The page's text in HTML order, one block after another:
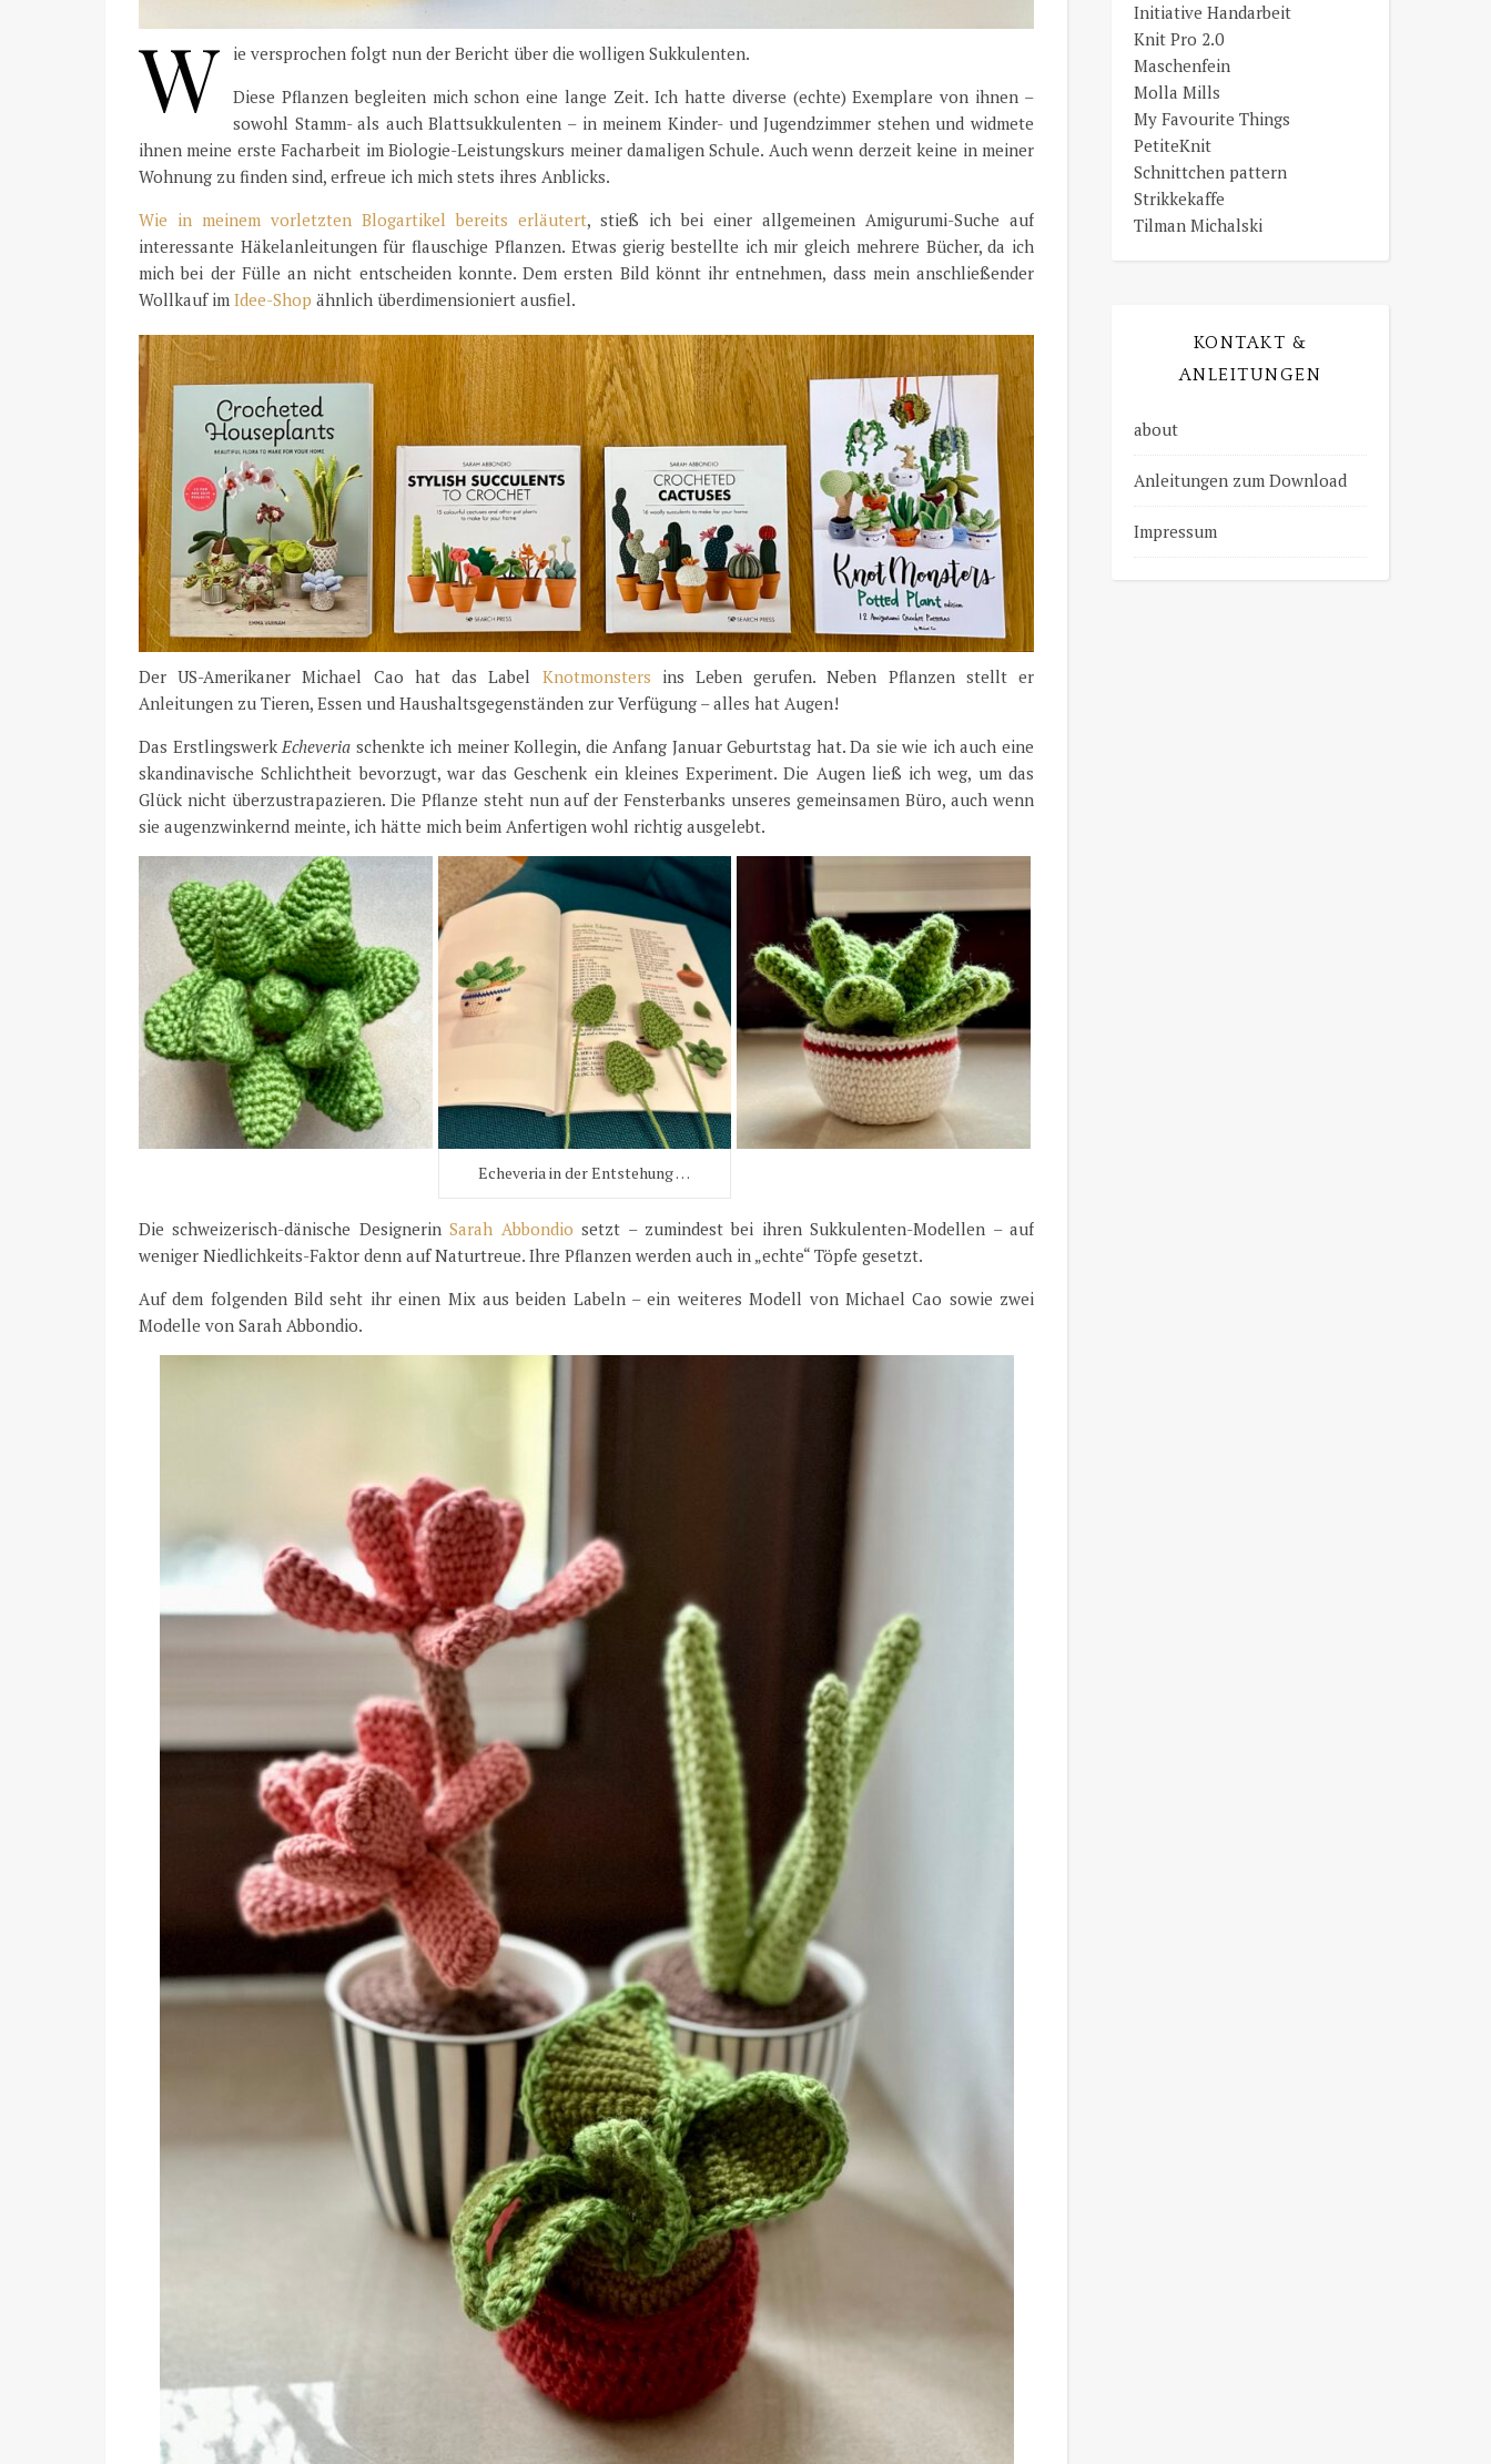
W
ie versprochen folgt nun der Bericht über die wolligen Sukkulenten.
Diese Pflanzen begleiten mich schon eine lange Zeit. Ich hatte diverse (echte) Exemplare von ihnen –
sowohl Stamm- als auch Blattsukkulenten – in meinem Kinder- und Jugendzimmer stehen und widmete
ihnen meine erste Facharbeit im Biologie-Leistungskurs meiner damaligen Schule. Auch wenn derzeit keine in meiner
Wohnung zu finden sind, erfreue ich mich stets ihres Anblicks.
Wie in meinem vorletzten Blogartikel bereits erläutert, stieß ich bei einer allgemeinen Amigurumi-Suche auf
interessante Häkelanleitungen für flauschige Pflanzen. Etwas gierig bestellte ich mir gleich mehrere Bücher, da ich
mich bei der Fülle an nicht entscheiden konnte. Dem ersten Bild könnt ihr entnehmen, dass mein anschließender
Wollkauf im Idee-Shop ähnlich überdimensioniert ausfiel.
Der US-Amerikaner Michael Cao hat das Label Knotmonsters ins Leben gerufen. Neben Pflanzen stellt er
Anleitungen zu Tieren, Essen und Haushaltsgegenständen zur Verfügung – alles hat Augen!
Das Erstlingswerk Echeveria schenkte ich meiner Kollegin, die Anfang Januar Geburtstag hat. Da sie wie ich auch eine
skandinavische Schlichtheit bevorzugt, war das Geschenk ein kleines Experiment. Die Augen ließ ich weg, um das
Glück nicht überzustrapazieren. Die Pflanze steht nun auf der Fensterbanks unseres gemeinsamen Büro, auch wenn
sie augenzwinkernd meinte, ich hätte mich beim Anfertigen wohl richtig ausgelebt.
Echeveria in der Entstehung …
Die schweizerisch-dänische DesignerinSarah Abbondio setzt – zumindest bei ihren Sukkulenten-Modellen – auf
weniger Niedlichkeits-Faktor denn auf Naturtreue. Ihre Pflanzen werden auch in „echte“ Töpfe gesetzt.
Auf dem folgenden Bild seht ihr einen Mix aus beiden Labeln – ein weiteres Modell von Michael Cao sowie zwei
Modelle von Sarah Abbondio.
Initiative Handarbeit
Knit Pro 2.0
Maschenfein
Molla Mills
My Favourite Things
PetiteKnit
Schnittchen pattern
Strikkekaffe
Tilman Michalski
KONTAKT &
ANLEITUNGEN
about
Anleitungen zum Download
Impressum